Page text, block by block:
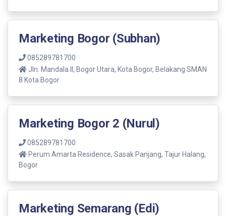
Marketing Bogor (Subhan)
085289781700
Jln. Mandala ll, Bogor Utara, Kota Bogor, Belakang SMAN
8 Kota Bogor
Marketing Bogor 2 (Nurul)
085289781700
Perum Amarta Residence, Sasak Panjang, Tajur Halang,
Bogor
Marketing Semarang (Edi)